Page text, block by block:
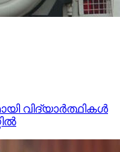
വിദ്യാര്‍ത്ഥികള്‍